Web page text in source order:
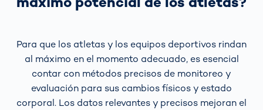
Para que los atletas y los equipos deportivos rindan
al máximo en el momento adecuado, es esencial
contar con métodos precisos de monitoreo y
evaluación para sus cambios físicos y estado
corporal. Los datos relevantes y precisos mejoran el